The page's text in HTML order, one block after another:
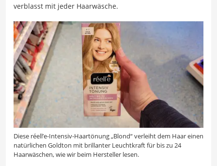
verblasst mit jeder Haarwäsche.
Diese réell’e-Intensiv-Haartönung „Blond“ verleiht dem Haar einen
natürlichen Goldton mit brillanter Leuchtkraft für bis zu 24
Haarwäschen, wie wir beim Hersteller lesen.